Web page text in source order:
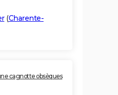
(Charente-
cagnotte obsèques